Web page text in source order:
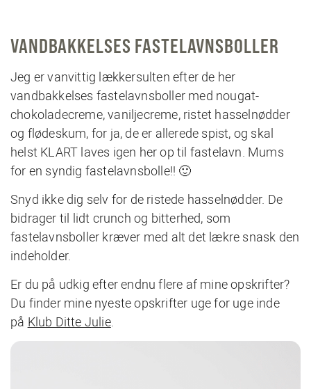
VANDBAKKELSES FASTELAVNSBOLLER
Jeg er vanvittig lækkersulten efter de her
vandbakkelses fastelavnsboller med nougat-
chokoladecreme, vaniljecreme, ristet hasselnødder
og flødeskum, for ja, de er allerede spist, og skal
helst KLART laves igen her op til fastelavn. Mums
for en syndig fastelavnsbolle!! 🙂
Snyd ikke dig selv for de ristede hasselnødder. De
bidrager til lidt crunch og bitterhed, som
fastelavnsboller kræver med alt det lækre snask den
indeholder.
Er du på udkig efter endnu flere af mine opskrifter?
Du finder mine nyeste opskrifter uge for uge inde
på Klub Ditte Julie.